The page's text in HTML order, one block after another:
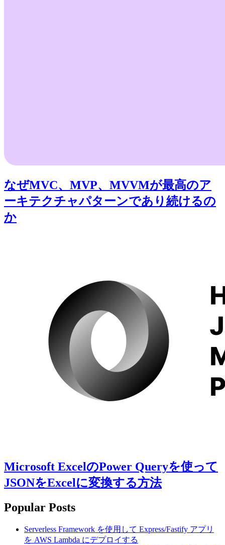
なぜMVC、MVP、MVVMが最高のア
ーキテクチャパターンであり続けるの
か
Microsoft ExcelのPower Queryを使って
JSONをExcelに変換する方法
Popular Posts
Serverless Framework を使用して Express/Fastify アプリ
を AWS Lambda にデプロイする